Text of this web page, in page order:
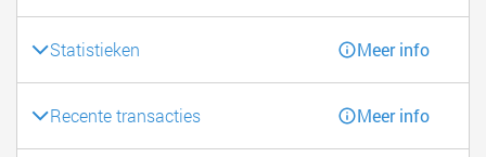
Statistieken Meer info
Recente transacties Meer info